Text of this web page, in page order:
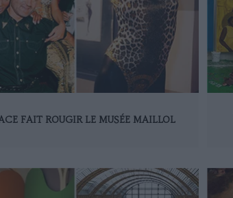
FAIT ROUGIR LE MUSÉE MAILLOL